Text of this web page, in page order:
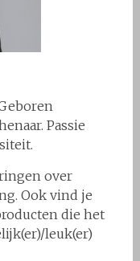
Passie
over
Ook vind je
die het
leuk(er)